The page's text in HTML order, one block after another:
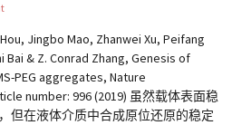
Jingbo Mao, Zhanwei Xu, Peifang
Bai & Z. Conrad Zhang, Genesis of
PEG aggregates, Nature
number: 996 (2019) 虽然载体表面稳
但在液体介质中合成原位还原的稳定